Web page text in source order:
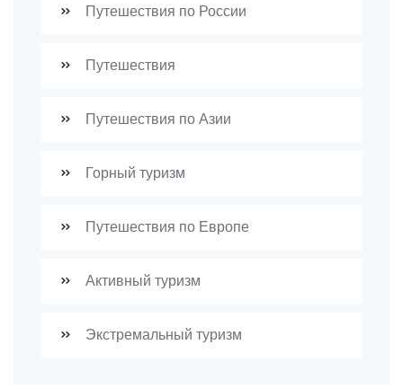
Путешествия по России
Путешествия
Путешествия по Азии
Горный туризм
Путешествия по Европе
Активный туризм
Экстремальный туризм